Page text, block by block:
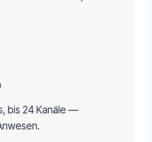
bis 24 Kanäle —